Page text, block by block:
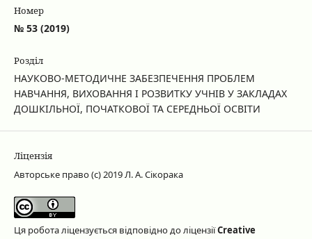
Номер
№ 53 (2019)
Розділ
НАУКОВО-МЕТОДИЧНЕ ЗАБЕЗПЕЧЕННЯ ПРОБЛЕМ
НАВЧАННЯ, ВИХОВАННЯ І РОЗВИТКУ УЧНІВ У ЗАКЛАДАХ
ДОШКІЛЬНОЇ, ПОЧАТКОВОЇ ТА СЕРЕДНЬОЇ ОСВІТИ
Ліцензія
Авторське право (c) 2019 Л. А. Сікорака
Ця робота ліцензується відповідно до ліцензіїCreative